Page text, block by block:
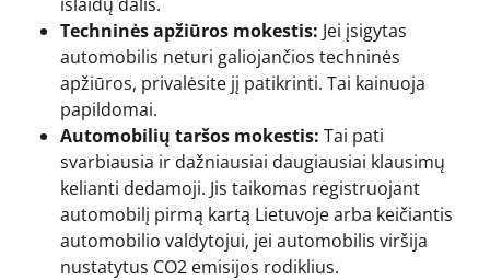
Techninės apžiūros mokestis: Jei įsigytas
automobilis neturi galiojančios techninės
apžiūros, privalėsite jį patikrinti. Tai kainuoja
papildomai.
Automobilių taršos mokestis: Tai pati
svarbiausia ir dažniausiai daugiausiai klausimų
kelianti dedamoji. Jis taikomas registruojant
automobilį pirmą kartą Lietuvoje arba keičiantis
automobilio valdytojui, jei automobilis viršija
nustatytus CO2 emisijos rodiklius.